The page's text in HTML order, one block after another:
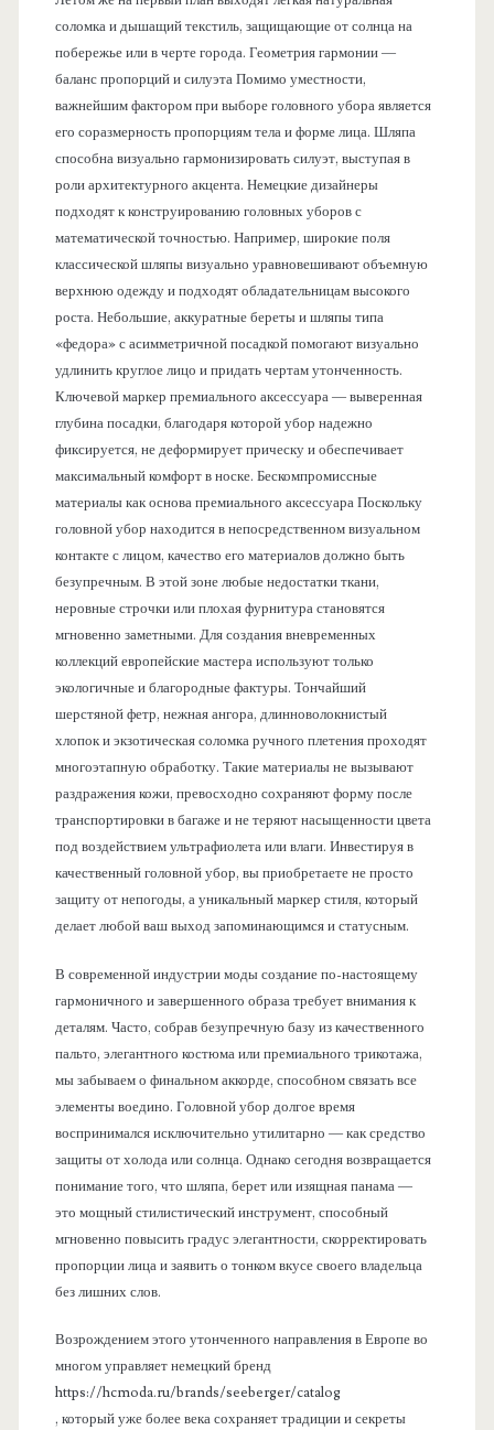
соломка и дышащий текстиль, защищающие от солнца на
побережье или в черте города. Геометрия гармонии —
баланс пропорций и силуэта Помимо уместности,
важнейшим фактором при выборе головного убора является
его соразмерность пропорциям тела и форме лица. Шляпа
способна визуально гармонизировать силуэт, выступая в
роли архитектурного акцента. Немецкие дизайнеры
подходят к конструированию головных уборов с
математической точностью. Например, широкие поля
классической шляпы визуально уравновешивают объемную
верхнюю одежду и подходят обладательницам высокого
роста. Небольшие, аккуратные береты и шляпы типа
«федора» с асимметричной посадкой помогают визуально
удлинить круглое лицо и придать чертам утонченность.
Ключевой маркер премиального аксессуара — выверенная
глубина посадки, благодаря которой убор надежно
фиксируется, не деформирует прическу и обеспечивает
максимальный комфорт в носке. Бескомпромиссные
материалы как основа премиального аксессуара Поскольку
головной убор находится в непосредственном визуальном
контакте с лицом, качество его материалов должно быть
безупречным. В этой зоне любые недостатки ткани,
неровные строчки или плохая фурнитура становятся
мгновенно заметными. Для создания вневременных
коллекций европейские мастера используют только
экологичные и благородные фактуры. Тончайший
шерстяной фетр, нежная ангора, длинноволокнистый
хлопок и экзотическая соломка ручного плетения проходят
многоэтапную обработку. Такие материалы не вызывают
раздражения кожи, превосходно сохраняют форму после
транспортировки в багаже и не теряют насыщенности цвета
под воздействием ультрафиолета или влаги. Инвестируя в
качественный головной убор, вы приобретаете не просто
защиту от непогоды, а уникальный маркер стиля, который
делает любой ваш выход запоминающимся и статусным.
В современной индустрии моды создание по-настоящему
гармоничного и завершенного образа требует внимания к
деталям. Часто, собрав безупречную базу из качественного
пальто, элегантного костюма или премиального трикотажа,
мы забываем о финальном аккорде, способном связать все
элементы воедино. Головной убор долгое время
воспринимался исключительно утилитарно — как средство
защиты от холода или солнца. Однако сегодня возвращается
понимание того, что шляпа, берет или изящная панама —
это мощный стилистический инструмент, способный
мгновенно повысить градус элегантности, скорректировать
пропорции лица и заявить о тонком вкусе своего владельца
без лишних слов.
Возрождением этого утонченного направления в Европе во
многом управляет немецкий бренд
https://hcmoda.ru/brands/seeberger/catalog
, который уже более века сохраняет традиции и секреты